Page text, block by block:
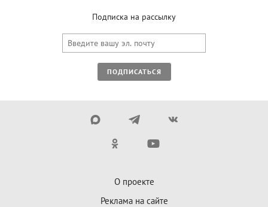
Подписка на рассылку
ПОДПИСАТЬСЯ
О проекте
Реклама на сайте